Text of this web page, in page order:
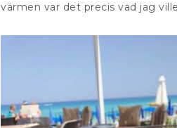
värmen var det precis vad jag